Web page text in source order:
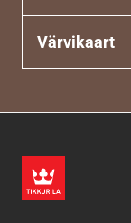
Värvikaart